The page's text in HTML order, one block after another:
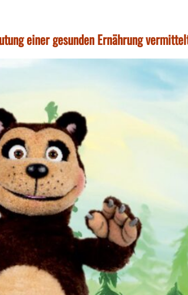
einer gesunden Ernährung